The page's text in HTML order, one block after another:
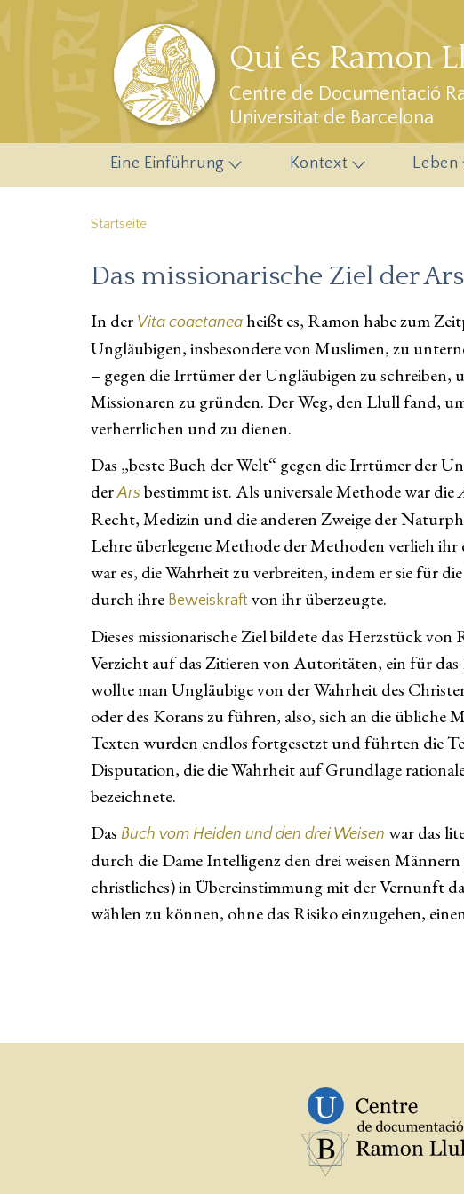
Direkt zum Inhalt
Qui és Ramon
Centre de Documentació
Universitat de Barcelona
Eine Einführung Kontext Leben
Startseite
Das missionarische Ziel der Ars
In der Vita coaetanea heißt es, Ramon habe zum
Ungläubigen, insbesondere von Muslimen, zu
– gegen die Irrtümer der Ungläubigen zu
Missionaren zu gründen. Der Weg, den Llull fand,
verherrlichen und zu dienen.
Das „beste Buch der Welt“ gegen die Irrtümer der
derArs bestimmt ist. Als universale Methode war die
Recht, Medizin und die anderen Zweige der
Lehre überlegene Methode der Methoden verlieh
war es, die Wahrheit zu verbreiten, indem er sie für
durch ihre Beweiskraft von ihr überzeugte.
Dieses missionarische Ziel bildete das Herzstück
Verzicht auf das Zitieren von Autoritäten, ein für
wollte man Ungläubige von der Wahrheit des
oder des Korans zu führen, also, sich an die
Texten wurden endlos fortgesetzt und führten die
Disputation, die die Wahrheit auf Grundlage
bezeichnete.
Das Buch vom Heiden und den drei Weisen war das
durch die Dame Intelligenz den drei weisen
christliches) in Übereinstimmung mit der Vernunft
wählen zu können, ohne das Risiko einzugehen,